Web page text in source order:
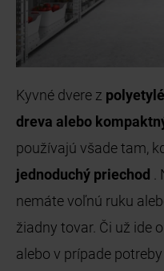
Kyvné dvere z
dreva alebo
používajú všade tam,
jednoduchý priechod .
nemáte voľnú ruku
žiadny tovar. Či už ide
alebo v prípade